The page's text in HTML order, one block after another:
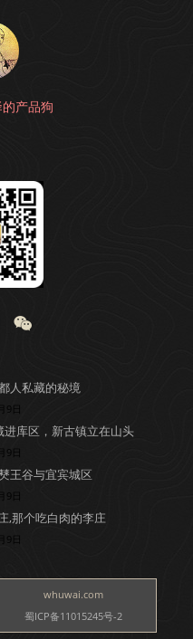
产品狗
人私藏的秘境
日
库区，新古镇立在山头
日
王谷与宜宾城区
日
,那个吃白肉的李庄
日
whuwai.com
蜀ICP备11015245号-2